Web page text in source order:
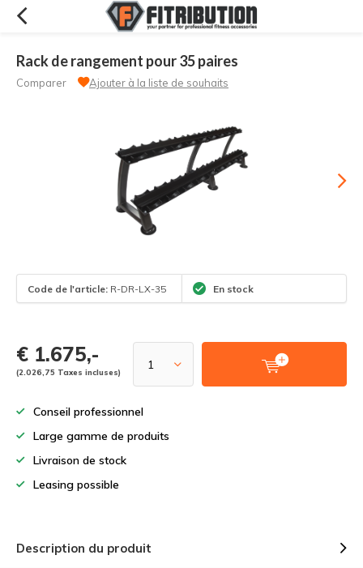
Rack de rangement pour 35 paires
Comparer Ajouter à la liste de souhaits
Code de l'article: R-DR-LX-35 En stock
€ 1.675,-
(2.026,75 Taxes incluses)
Conseil professionnel
Large gamme de produits
Livraison de stock
Leasing possible
Description du produit